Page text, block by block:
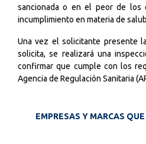
sancionada o en el peor de los
incumplimiento en materia de
Una vez el solicitante presente
solicita, se realizará una
confirmar que cumple con los
Agencia de Regulación Sanitaria
EMPRESAS Y MARCAS